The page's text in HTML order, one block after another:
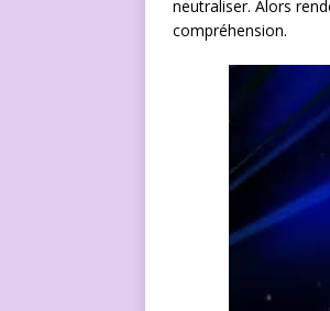
neutraliser. Alors
compréhension.